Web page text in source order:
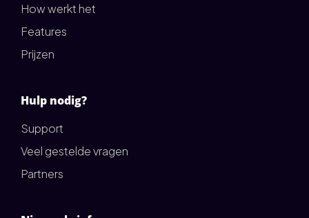
How werkt het
Features
Prijzen
Hulp nodig?
Support
Veel gestelde vragen
Partners